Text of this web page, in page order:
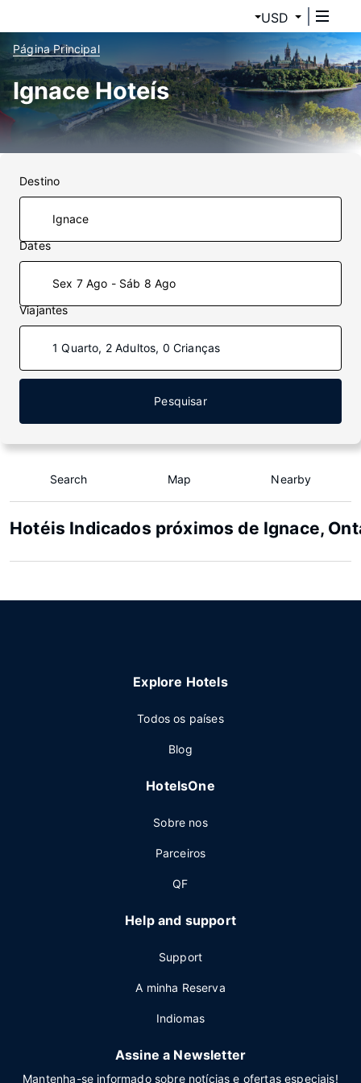
USD
Página Principal
Ignace Hoteís
Destino
Dates
Sex 7 Ago - Sáb 8 Ago
Viajantes
1 Quarto, 2 Adultos, 0 Crianças
Pesquisar
Search Map Nearby
Hotéis Indicados próximos de Ignace,
Explore Hotels
Todos os países
Blog
HotelsOne
Sobre nos
Parceiros
QF
Help and support
Support
A minha Reserva
Indiomas
Assine a Newsletter
Mantenha-se informado sobre notícias e ofertas especiais!